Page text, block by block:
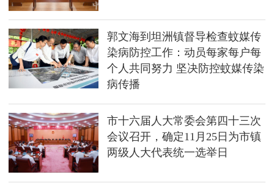
郭文海到坦洲镇督导检查蚊媒传
染病防控工作：动员每家每户每
个人共同努力 坚决防控蚊媒传染
病传播
市十六届人大常委会第四十三次
会议召开，确定11月25日为市镇
两级人大代表统一选举日